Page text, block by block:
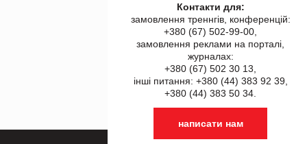
Контакти для:
замовлення треннгів, конференцій:
+380 (67) 502-99-00,
замовлення реклами на порталі,
журналах:
+380 (67) 502 30 13,
інші питання: +380 (44) 383 92 39,
+380 (44) 383 50 34.
написати нам